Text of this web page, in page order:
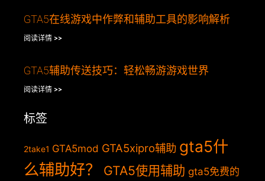
GTA5在线游戏中作弊和辅助工具的影响解析
阅读详情 >>
GTA5辅助传送技巧：轻松畅游游戏世界
阅读详情 >>
标签
2take1 GTA5mod GTA5xipro辅助 gta5什
么辅助好？
GTA5使用辅助 gta5免费的